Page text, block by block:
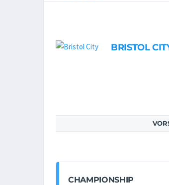
BRISTOL
CHAMPIONSHIP